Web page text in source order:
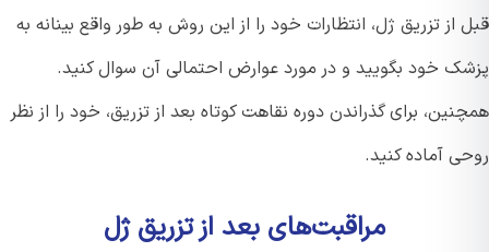
از تزریق ژل، انتظارات خود را از این روش به طور واقع بینانه به
خود بگویید و در مورد عوارض احتمالی آن سوال کنید.
برای گذراندن دوره نقاهت کوتاه بعد از تزریق، خود را از نظر
آماده کنید.
مراقبت‌های بعد از تزریق ژل